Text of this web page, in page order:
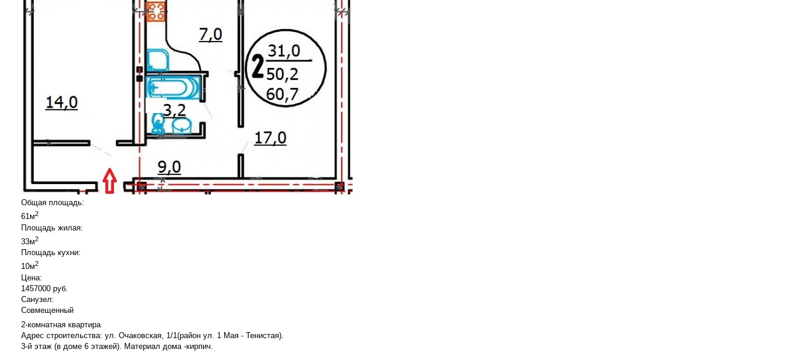
Общая площадь:
61м2
Площадь жилая:
33м2
Площадь кухни:
10м2
Цена:
1457000 руб.
Санузел:
Совмещенный
2-комнатная квартира
Адрес строительства: ул. Очаковская, 1/1(район ул. 1 Мая - Тенистая).
3-й этаж (в доме 6 этажей). Материал дома -кирпич.